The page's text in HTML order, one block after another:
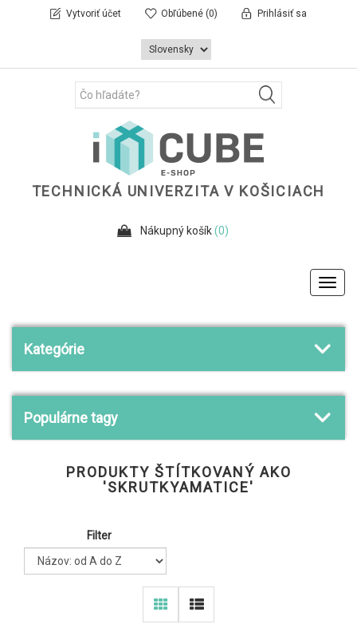
Vytvoriť účet Obľúbené (0) Prihlásiť sa
TECHNICKÁ UNIVERZITA V KOŠICIACH
Nákupný košík(0)
Kategórie
Populárne tagy
PRODUKTY ŠTÍTKOVANÝ AKO
'SKRUTKYAMATICE'
Filter